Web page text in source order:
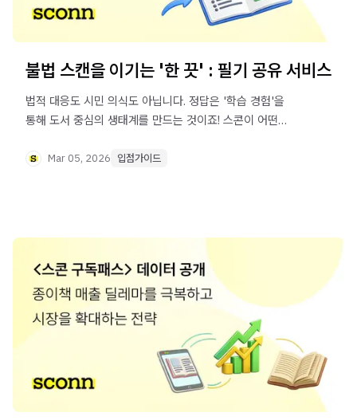
불법 스캔을 이기는 '한 끗' : 필기 공유 서비스
법적 대응도 시민 의식도 아닙니다. 정답은 '학습 경험'을
통해 도서 중심의 생태계를 만드는 것이죠! 스콘이 어떤
유도하는지 알아 보세요.
Mar 05, 2026 입점가이드